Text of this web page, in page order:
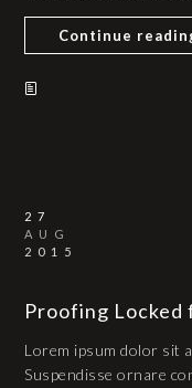
Continue
27
AUG
2015
Proofing Locked
Lorem ipsum dolor sit
Suspendisse ornare